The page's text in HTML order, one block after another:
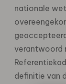
nationale
verantwoord
definitie van